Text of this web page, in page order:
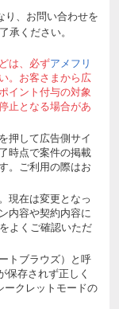
り、お問い合わせを
承ください。
は、必ずアメフリ
。お客さまから広
イント付与の対象
止となる場合があ
押して広告側サイ
時点で案件の掲載
。ご利用の際はお
現在は変更となっ
内容や契約内容に
よくご確認いただ
トブラウズ）と呼
存されず正しく
ークレットモードの